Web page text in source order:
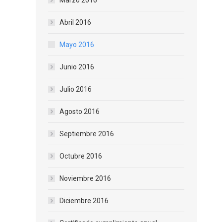
Abril 2016
Mayo 2016
Junio 2016
Julio 2016
Agosto 2016
Septiembre 2016
Octubre 2016
Noviembre 2016
Diciembre 2016